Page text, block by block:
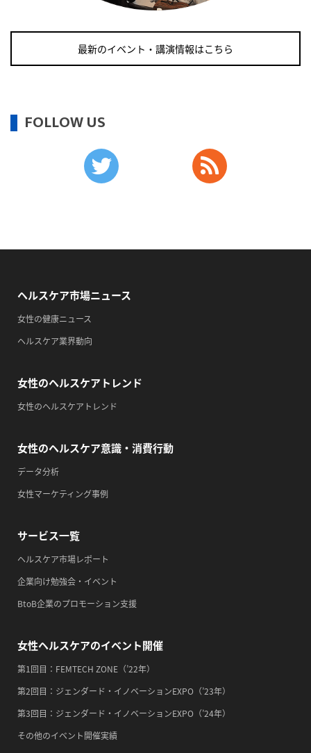
・世界アルツハイマー月間
・健康増進普及月間
・歯ヂカラ探究月間
・世界アルツハイマー月間
2026/09/13(日)
・がん征圧月間
・世界アルツハイマー月間
・歯ヂカラ探究月間
・職場の健康診断実施強化月間
・一汁三菜の日
2026/09/14(月)
・がん征圧月間
・健康増進普及月間
・自殺予防週間
・心、血管病予防デー
2026/09/15(火)
・世界アルツハイマー月間
・健康増進普及月間
・歯ヂカラ探究月間
・職場の健康診断実施強化月間
最新のイベント・講演情報はこちら
FOLLOW US
ヘルスケア市場ニュース
女性の健康ニュース
ヘルスケア業界動向
女性のヘルスケアトレンド
女性のヘルスケアトレンド
女性のヘルスケア意識・消費行動
データ分析
女性マーケティング事例
サービス一覧
ヘルスケア市場レポート
企業向け勉強会・イベント
BtoB企業のプロモーション支援
女性ヘルスケアのイベント開催
第1回目：FEMTECH ZONE（’22年）
第2回目：ジェンダード・イノベーションEXPO（’23年）
第3回目：ジェンダード・イノベーションEXPO（’24年）
その他のイベント開催実績